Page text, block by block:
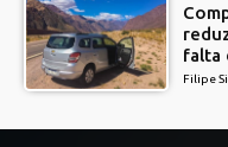
falta
Filipe